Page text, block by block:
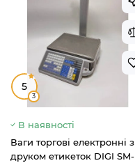
5
3
В наявності
Ваги торгові електронні з
друком етикеток DIGI SM-